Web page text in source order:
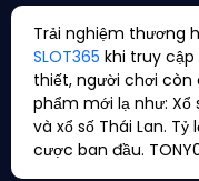
Trải nghiệm thương
SLOT365 khi truy cập
thiết, người chơi còn
phẩm mới lạ như: Xổ
và xổ số Thái Lan.
cược ban đầu.